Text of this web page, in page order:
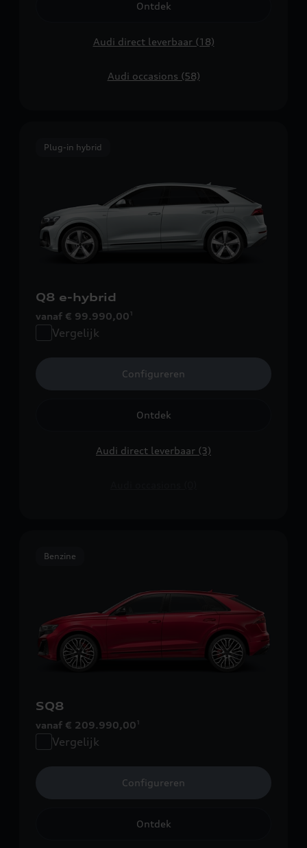
Ontdek
Audi direct leverbaar (18)
Audi occasions (58)
Plug-in hybrid
Q8 e-hybrid
vanaf € 99.990,00 1
Vergelijk
Configureren
Ontdek
Audi direct leverbaar (3)
Benzine
SQ8
vanaf € 209.990,00 1
Vergelijk
Configureren
Ontdek